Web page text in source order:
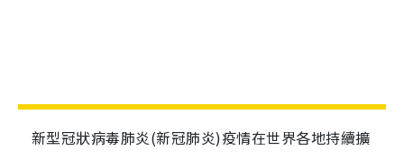
新型冠狀病毒肺炎(新冠肺炎)疫情在世界各地持續擴